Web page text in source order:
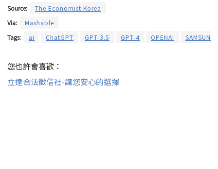
Source:
The Economist Korea
Via:
Mashable
Tags:
ai ChatGPT GPT-3.5 GPT-4 OPENAI SAMSUNG
您也許會喜歡：
立達合法徵信社-讓您安心的選擇